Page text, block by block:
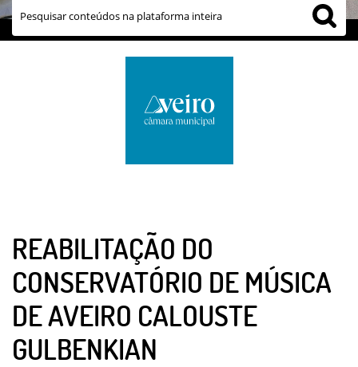
REABILITAÇÃO DO
CONSERVATÓRIO DE MÚSICA
DE AVEIRO CALOUSTE
GULBENKIAN